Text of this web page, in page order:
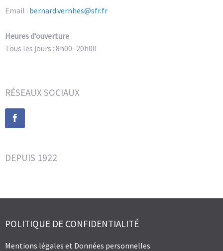
Email : bernard.vernhes@sfr.fr
Heures d’ouverture
Tous les jours : 8h00–20h00
RÉSEAUX SOCIAUX
DEPUIS 1922
POLITIQUE DE CONFIDENTIALITÉ
Mentions légales et Données personnelles